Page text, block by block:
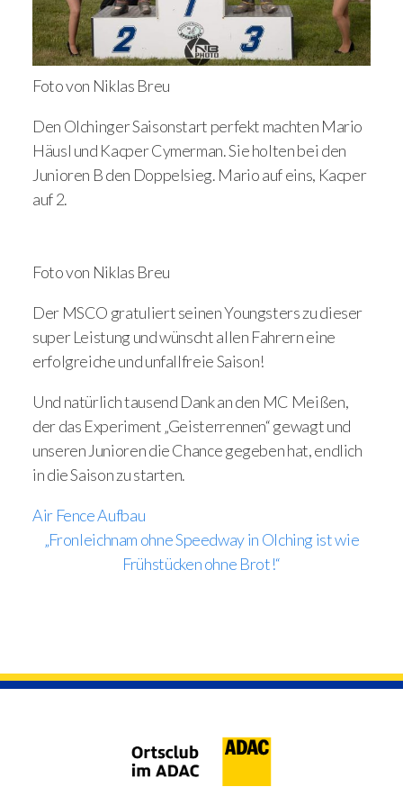
Foto von Niklas Breu
Den Olchinger Saisonstart perfekt machten Mario
Häusl und Kacper Cymerman. Sie holten bei den
Junioren B den Doppelsieg. Mario auf eins, Kacper
auf 2.
Foto von Niklas Breu
Der MSCO gratuliert seinen Youngsters zu dieser
super Leistung und wünscht allen Fahrern eine
erfolgreiche und unfallfreie Saison!
Und natürlich tausend Dank an den MC Meißen,
der das Experiment „Geisterrennen“ gewagt und
unseren Junioren die Chance gegeben hat, endlich
in die Saison zu starten.
Air Fence Aufbau
„Fronleichnam ohne Speedway in Olching ist wie
Frühstücken ohne Brot!“